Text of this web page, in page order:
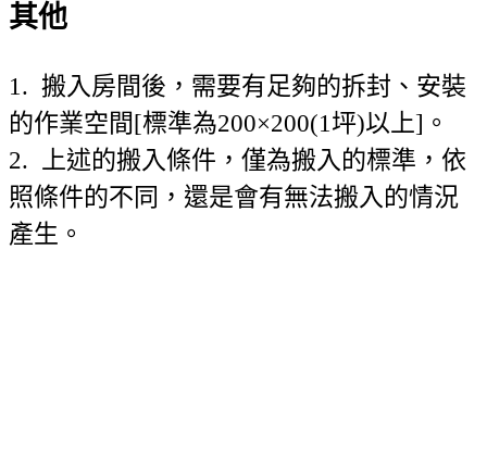
其他
1. 搬入房間後，需要有足夠的拆封、安裝
的作業空間[標準為200×200(1坪)以上]。
2. 上述的搬入條件，僅為搬入的標準，依
照條件的不同，還是會有無法搬入的情況
產生。